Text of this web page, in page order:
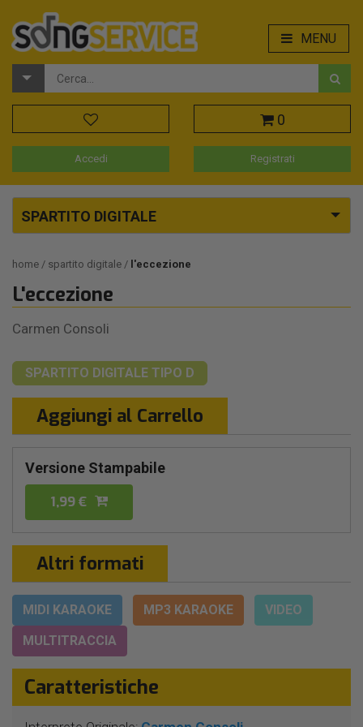
MENU
0
Accedi Registrati
SPARTITO DIGITALE
home spartito digitale l'eccezione
L'eccezione
Carmen Consoli
SPARTITO DIGITALE TIPO D
Aggiungi al Carrello
Versione Stampabile
1,99 €
Altri formati
MIDI KARAOKE MP3 KARAOKE
VIDEO
MULTITRACCIA
Caratteristiche